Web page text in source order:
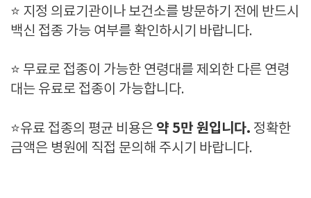
⭐ 지정 의료기관이나 보건소를 방문하기 전에 반드시
백신 접종 가능 여부를 확인하시기 바랍니다.
⭐ 무료로 접종이 가능한 연령대를 제외한 다른 연령
대는 유료로 접종이 가능합니다.
⭐유료 접종의 평균 비용은 약 5만 원입니다. 정확한
금액은 병원에 직접 문의해 주시기 바랍니다.